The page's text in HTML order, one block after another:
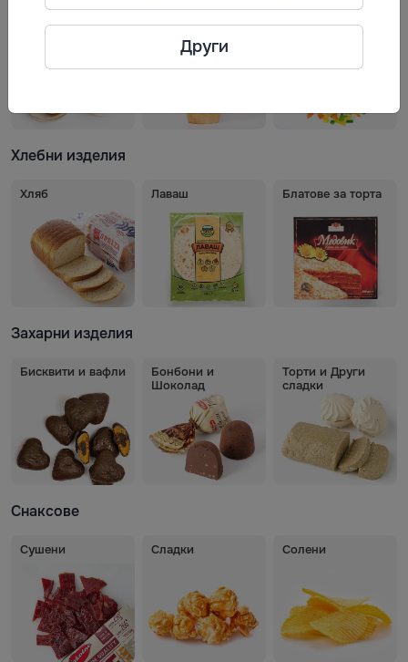
Вареники
Хлебни изделия
Хляб Лаваш Блатове за торта
Захарни изделия
Бисквити и вафли
Бонбони и
Шоколад
Торти и Други
сладки
Снаксове
Сушени Сладки Солени
Други